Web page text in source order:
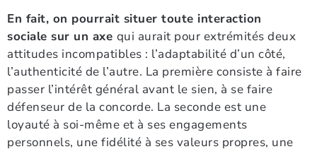
En fait, on pourrait situer toute interaction
sociale sur un axe qui aurait pour extrémités deux
attitudes incompatibles : l’adaptabilité d’un côté,
l’authenticité de l’autre. La première consiste à faire
passer l’intérêt général avant le sien, à se faire
défenseur de la concorde. La seconde est une
loyauté à soi-même et à ses engagements
personnels, une fidélité à ses valeurs propres, une